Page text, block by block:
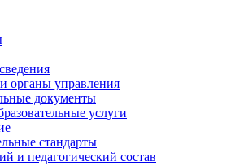
органы управления
документы
услуги
стандарты
и педагогический состав